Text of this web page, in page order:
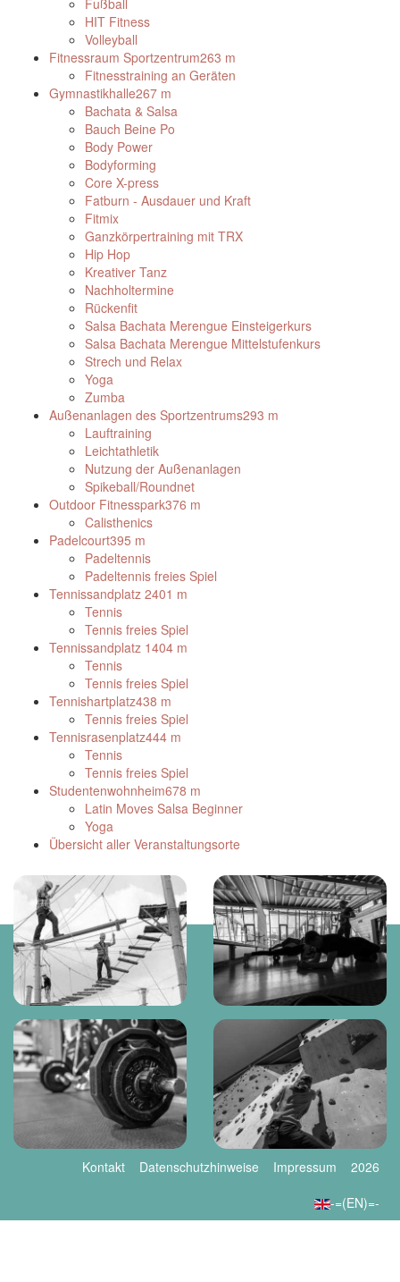
Fußball
HIT Fitness
Volleyball
Fitnessraum Sportzentrum263 m
Fitnesstraining an Geräten
Gymnastikhalle267 m
Bachata & Salsa
Bauch Beine Po
Body Power
Bodyforming
Core X-press
Fatburn - Ausdauer und Kraft
Fitmix
Ganzkörpertraining mit TRX
Hip Hop
Kreativer Tanz
Nachholtermine
Rückenfit
Salsa Bachata Merengue Einsteigerkurs
Salsa Bachata Merengue Mittelstufenkurs
Strech und Relax
Yoga
Zumba
Außenanlagen des Sportzentrums293 m
Lauftraining
Leichtathletik
Nutzung der Außenanlagen
Spikeball/Roundnet
Outdoor Fitnesspark376 m
Calisthenics
Padelcourt395 m
Padeltennis
Padeltennis freies Spiel
Tennissandplatz 2401 m
Tennis
Tennis freies Spiel
Tennissandplatz 1404 m
Tennis
Tennis freies Spiel
Tennishartplatz438 m
Tennis freies Spiel
Tennisrasenplatz444 m
Tennis
Tennis freies Spiel
Studentenwohnheim678 m
Latin Moves Salsa Beginner
Yoga
Übersicht aller Veranstaltungsorte
2026
Impressum
Datenschutzhinweise
Kontakt
-=(EN)=-